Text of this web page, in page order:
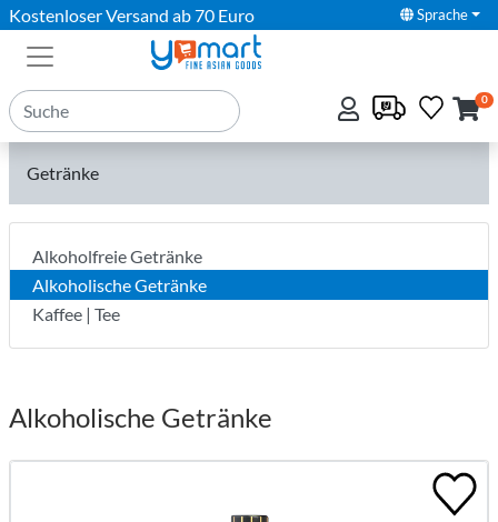
Kostenloser Versand ab 70 Euro Sprache
0
Getränke
Alkoholfreie Getränke
Alkoholische Getränke
Kaffee | Tee
Alkoholische Getränke